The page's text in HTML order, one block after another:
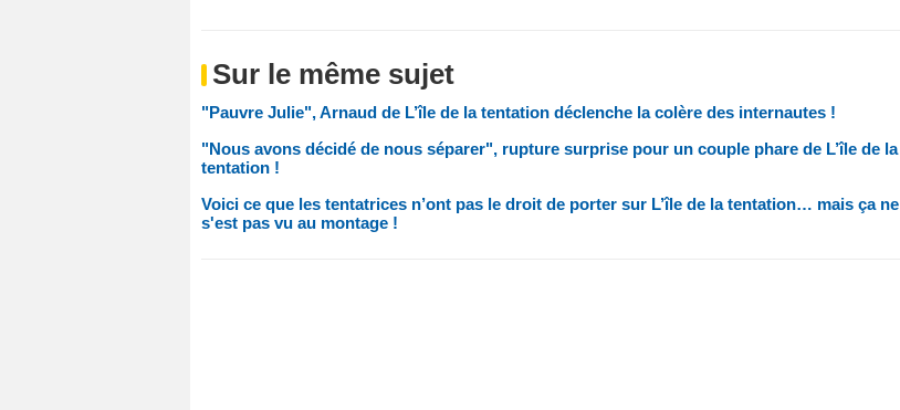
Sur le même sujet
"Pauvre Julie", Arnaud de L’île de la tentation déclenche la colère des internautes !
"Nous avons décidé de nous séparer", rupture surprise pour un couple phare de L’île de la
tentation !
Voici ce que les tentatrices n’ont pas le droit de porter sur L’île de la tentation… mais ça ne
s'est pas vu au montage !